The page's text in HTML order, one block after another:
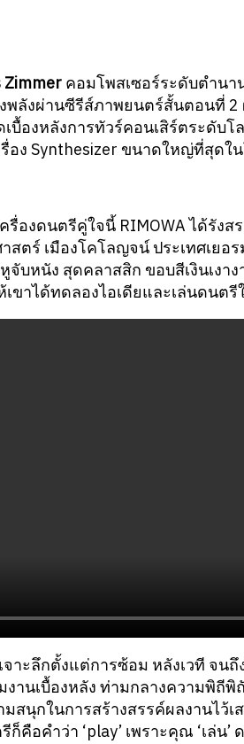
Zimmer คอมโพสเซอร์ระดับตำนา
พลังผ่านซีรีส์ภาพยนตร์สั้นตอนที่
บื้องหลังการทัวร์คอนเสิร์ตระดับโ
อง Synthesizer ขนาดใหญ่ที่สุดใ
รื่องดนตรีคู่ใจนี้ RIMOWA ได้รัง
สตร์ เมืองโคโลญจน์ ประเทศเย
บหนัง สุดคลาสสิก ขอบสีเงินเงา
ขาได้ทดลองไอเดียและเล่นดนตรี
าะลึกตั้งแต่การซ้อม หลังเวที จน
านเบื้องหลัง ท่ามกลางความพิ
สนุกในการสร้างสรรค์ผลงานไว้
อคำว่า ‘play’ เพราะคุณ ‘เล่น’